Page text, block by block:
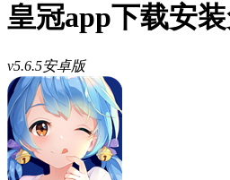
皇冠app下载安
v5.6.5安卓版